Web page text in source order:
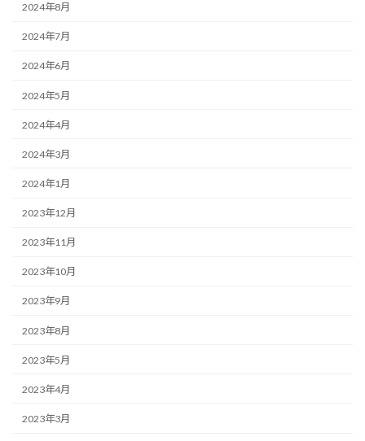
2024年8月
2024年7月
2024年6月
2024年5月
2024年4月
2024年3月
2024年1月
2023年12月
2023年11月
2023年10月
2023年9月
2023年8月
2023年5月
2023年4月
2023年3月